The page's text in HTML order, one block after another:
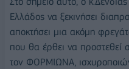
Ελλάδος να ξεκινήσει
αποκτήσει μια ακόμη
που θα έρθει να
τον ΦΟΡΜΙΩΝΑ,